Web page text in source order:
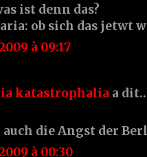
ist denn das?
ob sich das jetwt
à 09:17
katastrophalia a
auch die Angst der
à 00:30